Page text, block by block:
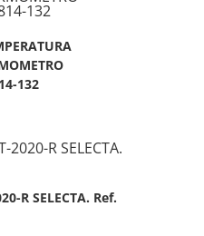
132
R SELECTA. Ref.